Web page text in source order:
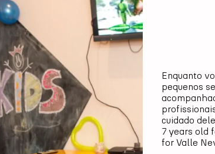
Enquanto
pequenos
cuidado
7 years old
for Valle